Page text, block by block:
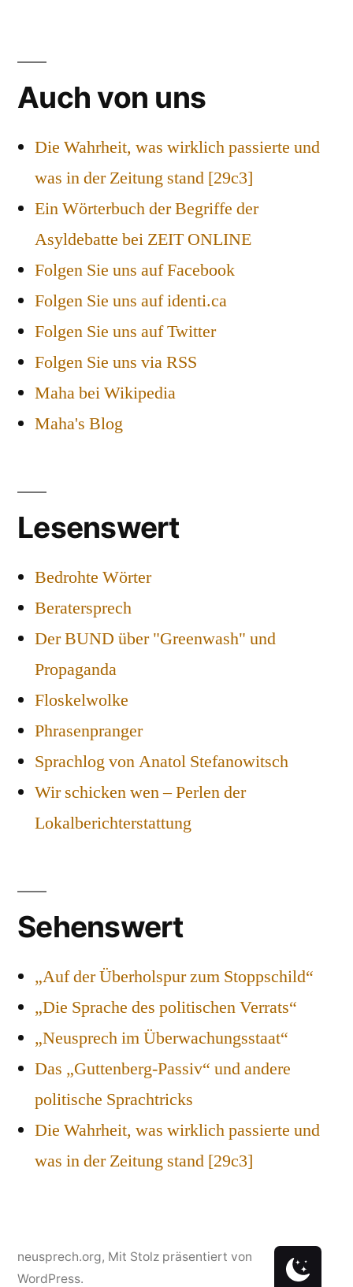
Auch von uns
Die Wahrheit, was wirklich passierte und
was in der Zeitung stand [29c3]
Ein Wörterbuch der Begriffe der
Asyldebatte bei ZEIT ONLINE
Folgen Sie uns auf Facebook
Folgen Sie uns auf identi.ca
Folgen Sie uns auf Twitter
Folgen Sie uns via RSS
Maha bei Wikipedia
Maha's Blog
Lesenswert
Bedrohte Wörter
Beratersprech
Der BUND über "Greenwash" und
Propaganda
Floskelwolke
Phrasenpranger
Sprachlog von Anatol Stefanowitsch
Wir schicken wen – Perlen der
Lokalberichterstattung
Sehenswert
„Auf der Überholspur zum Stoppschild“
„Die Sprache des politischen Verrats“
„Neusprech im Überwachungsstaat“
Das „Guttenberg-Passiv“ und andere
politische Sprachtricks
Die Wahrheit, was wirklich passierte und
was in der Zeitung stand [29c3]
neusprech.org, Mit Stolz präsentiert von
WordPress.